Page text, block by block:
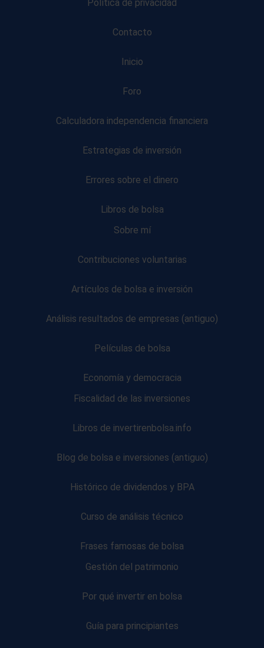
Política de privacidad
Contacto
Inicio
Foro
Calculadora independencia financiera
Estrategias de inversión
Errores sobre el dinero
Libros de bolsa
Sobre mí
Contribuciones voluntarias
Artículos de bolsa e inversión
Análisis resultados de empresas (antiguo)
Películas de bolsa
Economía y democracia
Fiscalidad de las inversiones
Libros de invertirenbolsa.info
Blog de bolsa e inversiones (antiguo)
Histórico de dividendos y BPA
Curso de análisis técnico
Frases famosas de bolsa
Gestión del patrimonio
Por qué invertir en bolsa
Guía para principiantes